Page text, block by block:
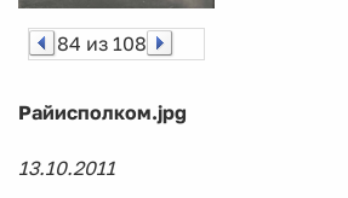
84 из 108
Райисполком.jpg
13.10.2011